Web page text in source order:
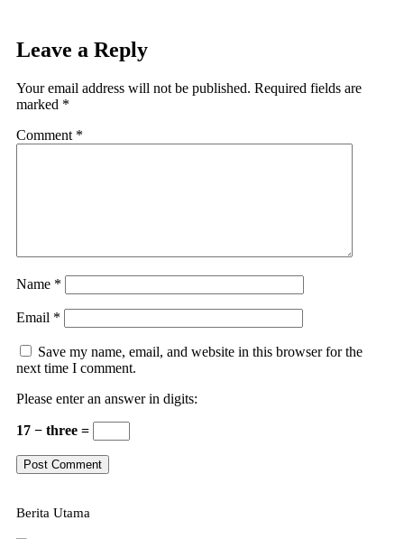
Leave a Reply
Your email address will not be published. Required fields are
marked *
Comment *
Name *
Email *
Save my name, email, and website in this browser for the
next time I comment.
Please enter an answer in digits:
17 − three =
Berita Utama